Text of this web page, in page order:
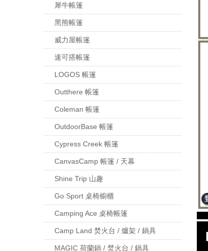
犀牛帳篷
黑熊帳篷
威力屋帳篷
速可搭帳篷
LOGOS 帳篷
Outthere 帳篷
Coleman 帳篷
OutdoorBase 帳篷
Cypress Creek 帳篷
CanvasCamp 帳篷 / 天幕
Shine Trip 山趣
Go Sport 桌椅櫥櫃
Camping Ace 桌椅帳篷
Camp Land 焚火台 / 爐架 / 鍋具
MAGIC 荷蘭鍋 / 焚火台 / 鍋具